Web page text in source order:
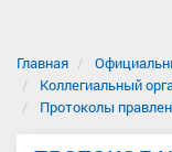
Главная
Коллегиальный
Протоколы